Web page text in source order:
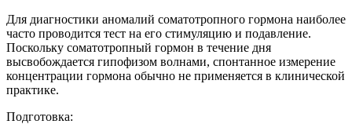
Для диагностики аномалий соматотропного гормона наиболее
часто проводится тест на его стимуляцию и подавление.
Поскольку соматотропный гормон в течение дня
высвобождается гипофизом волнами, спонтанное измерение
концентрации гормона обычно не применяется в клинической
практике.
Подготовка: